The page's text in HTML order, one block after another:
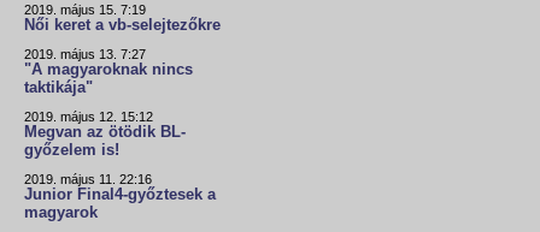
2019. május 15. 7:19
Női keret a vb-selejtezőkre
2019. május 13. 7:27
"A magyaroknak nincs
taktikája"
2019. május 12. 15:12
Megvan az ötödik BL-
győzelem is!
2019. május 11. 22:16
Junior Final4-győztesek a
magyarok